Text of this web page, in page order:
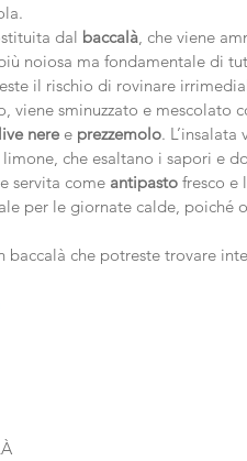
dal baccalà, che viene
noiosa ma fondamentale di
il rischio di rovinare
viene sminuzzato e mescolato
nere e prezzemolo.
che esaltano i sapori e
servita come antipasto fresco e
per le giornate calde, poiché
baccalà che potreste trovare